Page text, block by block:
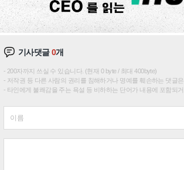
기사댓글0개
200자까지 쓰실 수 있습니다. (현재 0 byte / 최대 400byte)
저작권 등 다른 사람의 권리를 침해하거나 명예를 훼손하는 댓글
타인에게 불쾌감을 주는 욕설 등 비하하는 단어가 내용에 포함되